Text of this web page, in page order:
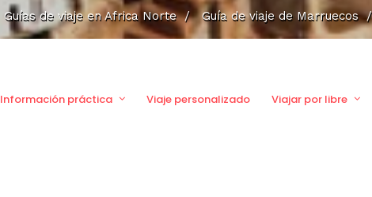
Guías de viaje en Africa Norte / Guía de viaje de Marruecos
Información práctica Viaje personalizado Viajar por libre